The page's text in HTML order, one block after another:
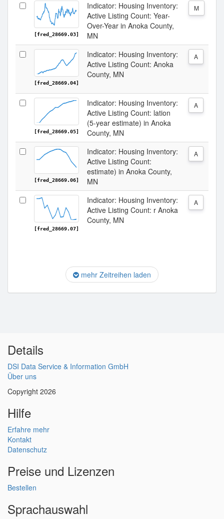
[fred_28669.03]
Indicator: Housing Inventory:
Active Listing Count: Year-
Over-Year in Anoka County,
MN
M
[fred_28669.04]
Indicator: Housing Inventory:
Active Listing Count: Anoka
County, MN
A
[fred_28669.05]
Indicator: Housing Inventory:
Active Listing Count: lation
(5-year estimate) in Anoka
County, MN
A
[fred_28669.06]
Indicator: Housing Inventory:
Active Listing Count:
estimate) in Anoka County,
MN
A
[fred_28669.07]
Indicator: Housing Inventory:
Active Listing Count: r Anoka
County, MN
A
mehr Zeitreihen laden
Details
DSI Data Service & Information GmbH
Über uns
Copyright 2026
Hilfe
Erfahre mehr
Kontakt
Datenschutz
Preise und Lizenzen
Bestellen
Sprachauswahl